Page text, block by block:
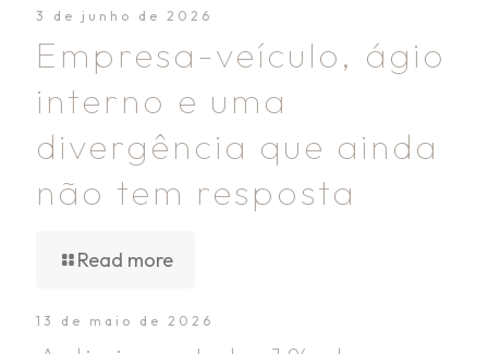
3 de junho de 2026
Empresa-veículo, ágio
interno e uma
divergência que ainda
não tem resposta
Read more
13 de maio de 2026